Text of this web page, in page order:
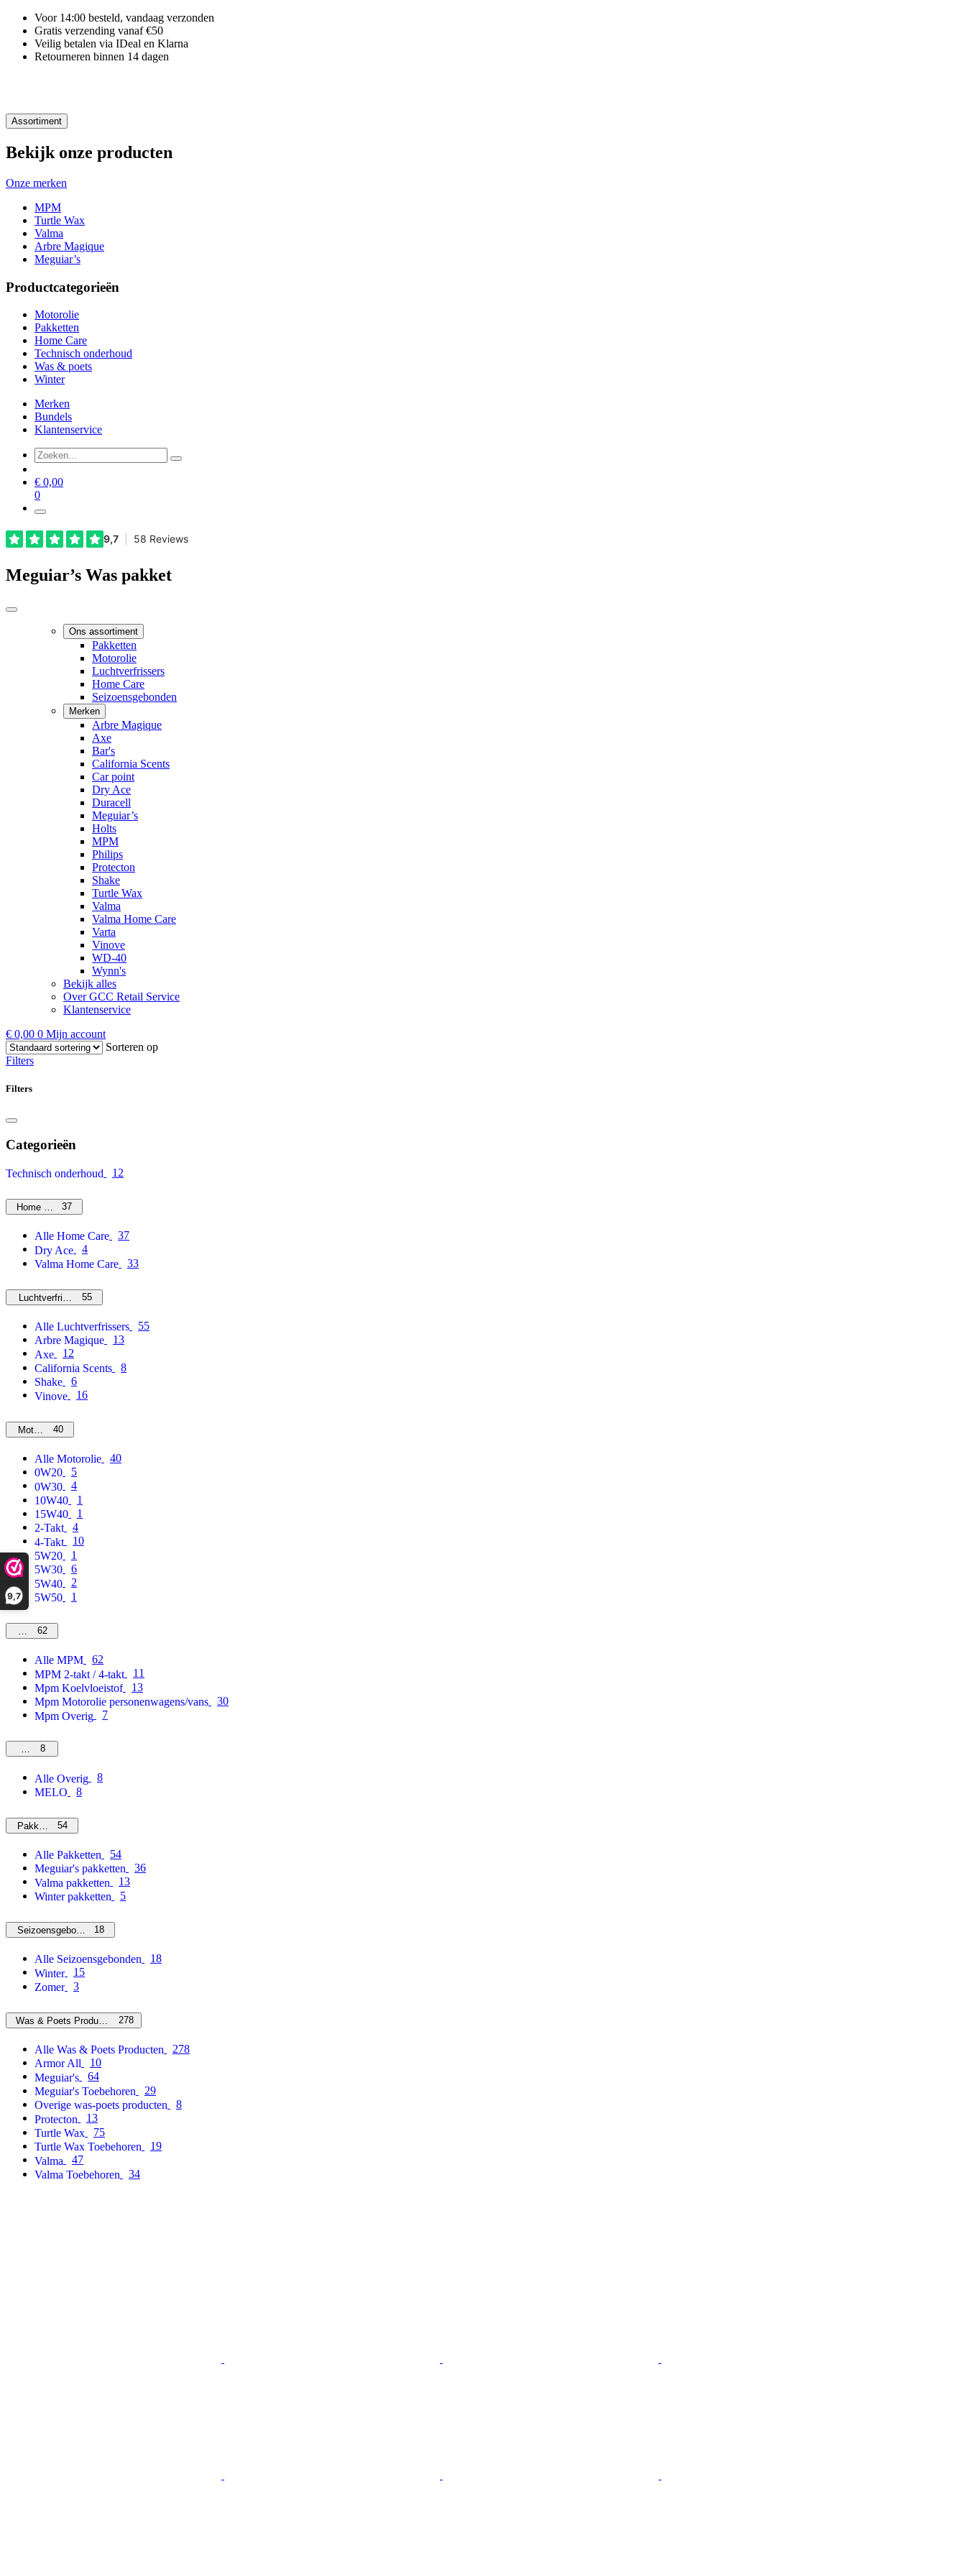
9,7
Voor 14:00 besteld, vandaag verzonden
Gratis verzending vanaf €50
Veilig betalen via IDeal en Klarna
Retourneren binnen 14 dagen
Assortiment
Bekijk onze producten
Onze merken
MPM
Turtle Wax
Valma
Arbre Magique
Meguiar’s
Productcategorieën
Motorolie
Pakketten
Home Care
Technisch onderhoud
Was & poets
Winter
Merken
Bundels
Klantenservice
€ 0,00
0
Meguiar’s Was pakket
Ons assortiment
Pakketten
Motorolie
Luchtverfrissers
Home Care
Seizoensgebonden
Merken
Arbre Magique
Axe
Bar's
California Scents
Car point
Dry Ace
Duracell
Meguiar’s
Holts
MPM
Philips
Protecton
Shake
Turtle Wax
Valma
Valma Home Care
Varta
Vinove
WD-40
Wynn's
Bekijk alles
Over GCC Retail Service
Klantenservice
€ 0,00 0 Mijn account
Sorteren op
Filters
Filters
Categorieën
Technisch onderhoud 12
Home Care37
Alle Home Care
37
Dry Ace
4
Valma Home Care
33
Luchtverfrissers55
Alle Luchtverfrissers
55
Arbre Magique
13
Axe
12
California Scents
8
Shake
6
Vinove
16
Motorolie40
Alle Motorolie
40
0W20
5
0W30
4
10W40
1
15W40
1
2-Takt
4
4-Takt
10
5W20
1
5W30
6
5W40
2
5W50
1
MPM62
Alle MPM
62
MPM 2-takt / 4-takt
11
Mpm Koelvloeistof
13
Mpm Motorolie personenwagens/vans
30
Mpm Overig
7
Overig
8
Alle Overig
8
MELO
8
Pakketten54
Alle Pakketten
54
Meguiar's pakketten
36
Valma pakketten
13
Winter pakketten
5
Seizoensgebonden18
Alle Seizoensgebonden
18
Winter
15
Zomer
3
Was & Poets Producten 278
Alle Was & Poets Producten
278
Armor All
10
Meguiar's
64
Meguiar's Toebehoren
29
Overige was-poets producten
8
Protecton
13
Turtle Wax
75
Turtle Wax Toebehoren
19
Valma
47
Valma Toebehoren
34